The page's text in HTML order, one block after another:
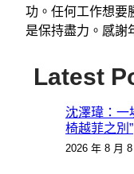
功。任何工作想要
是保持盡力。感謝
Latest
沈澤瑋：一
椅越菲之別”
2026 年 8 月 8